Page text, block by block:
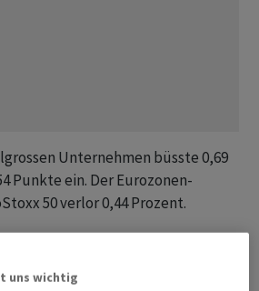
Unternehmen büsste 0,69
Punkte ein. Der Eurozonen-
50 verlor 0,44 Prozent.
stellte Analyst Thomas
uns wichtig